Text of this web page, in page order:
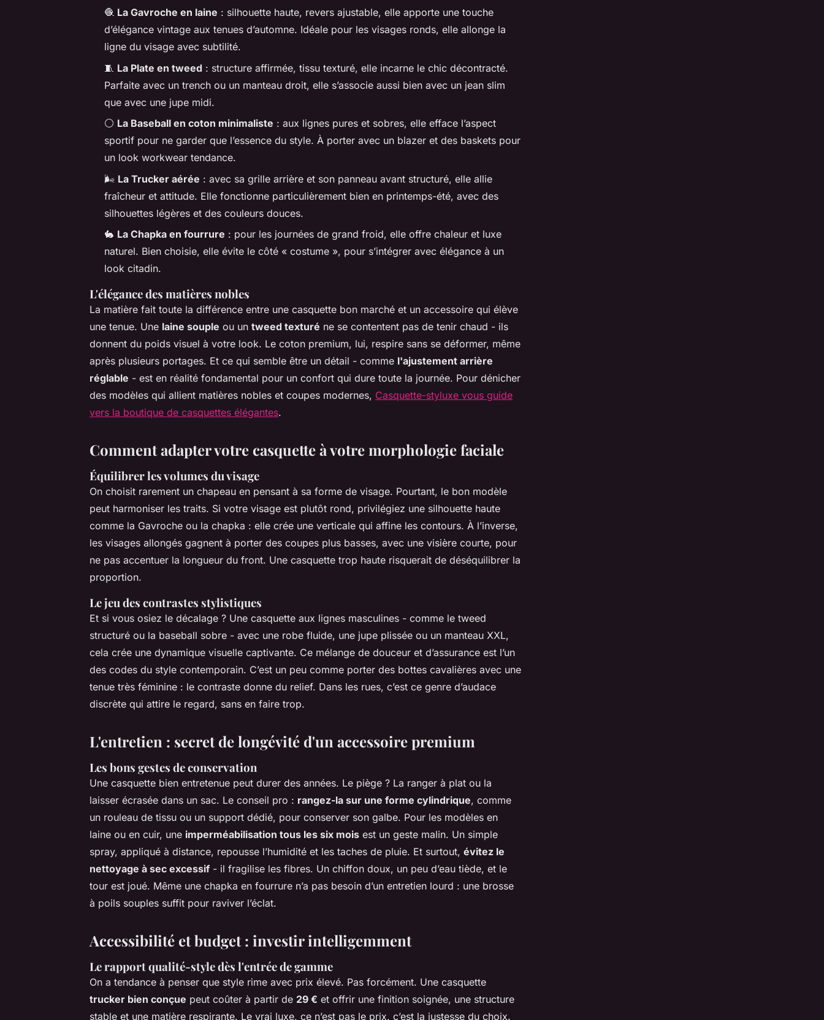
🧶 La Gavroche en laine : silhouette haute, revers ajustable, elle apporte une touche
d’élégance vintage aux tenues d’automne. Idéale pour les visages ronds, elle allonge la
ligne du visage avec subtilité.
🧵 La Plate en tweed : structure affirmée, tissu texturé, elle incarne le chic décontracté.
Parfaite avec un trench ou un manteau droit, elle s’associe aussi bien avec un jean slim
que avec une jupe midi.
⚪ La Baseball en coton minimaliste : aux lignes pures et sobres, elle efface l’aspect
sportif pour ne garder que l’essence du style. À porter avec un blazer et des baskets pour
un look workwear tendance.
🌬️ La Trucker aérée : avec sa grille arrière et son panneau avant structuré, elle allie
fraîcheur et attitude. Elle fonctionne particulièrement bien en printemps-été, avec des
silhouettes légères et des couleurs douces.
🐇 La Chapka en fourrure : pour les journées de grand froid, elle offre chaleur et luxe
naturel. Bien choisie, elle évite le côté « costume », pour s’intégrer avec élégance à un
look citadin.
L'élégance des matières nobles
La matière fait toute la différence entre une casquette bon marché et un accessoire qui élève
une tenue. Une laine souple ou un tweed texturé ne se contentent pas de tenir chaud - ils
donnent du poids visuel à votre look. Le coton premium, lui, respire sans se déformer, même
après plusieurs portages. Et ce qui semble être un détail - comme l'ajustement arrière
réglable - est en réalité fondamental pour un confort qui dure toute la journée. Pour dénicher
des modèles qui allient matières nobles et coupes modernes, Casquette-styluxe vous guide
vers la boutique de casquettes élégantes.
Comment adapter votre casquette à votre morphologie faciale
Équilibrer les volumes du visage
On choisit rarement un chapeau en pensant à sa forme de visage. Pourtant, le bon modèle
peut harmoniser les traits. Si votre visage est plutôt rond, privilégiez une silhouette haute
comme la Gavroche ou la chapka : elle crée une verticale qui affine les contours. À l’inverse,
les visages allongés gagnent à porter des coupes plus basses, avec une visière courte, pour
ne pas accentuer la longueur du front. Une casquette trop haute risquerait de déséquilibrer la
proportion.
Le jeu des contrastes stylistiques
Et si vous osiez le décalage ? Une casquette aux lignes masculines - comme le tweed
structuré ou la baseball sobre - avec une robe fluide, une jupe plissée ou un manteau XXL,
cela crée une dynamique visuelle captivante. Ce mélange de douceur et d’assurance est l’un
des codes du style contemporain. C’est un peu comme porter des bottes cavalières avec une
tenue très féminine : le contraste donne du relief. Dans les rues, c’est ce genre d’audace
discrète qui attire le regard, sans en faire trop.
L'entretien : secret de longévité d'un accessoire premium
Les bons gestes de conservation
Une casquette bien entretenue peut durer des années. Le piège ? La ranger à plat ou la
laisser écrasée dans un sac. Le conseil pro : rangez-la sur une forme cylindrique, comme
un rouleau de tissu ou un support dédié, pour conserver son galbe. Pour les modèles en
laine ou en cuir, une imperméabilisation tous les six mois est un geste malin. Un simple
spray, appliqué à distance, repousse l’humidité et les taches de pluie. Et surtout, évitez le
nettoyage à sec excessif - il fragilise les fibres. Un chiffon doux, un peu d’eau tiède, et le
tour est joué. Même une chapka en fourrure n’a pas besoin d’un entretien lourd : une brosse
à poils souples suffit pour raviver l’éclat.
Accessibilité et budget : investir intelligemment
Le rapport qualité-style dès l'entrée de gamme
On a tendance à penser que style rime avec prix élevé. Pas forcément. Une casquette
trucker bien conçue peut coûter à partir de 29 € et offrir une finition soignée, une structure
stable et une matière respirante. Le vrai luxe, ce n’est pas le prix, c’est la justesse du choix.